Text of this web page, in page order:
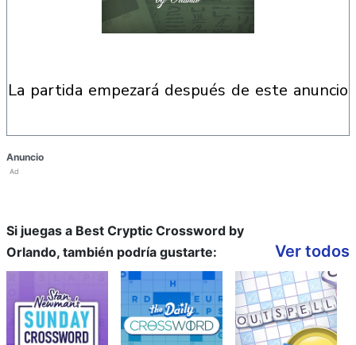
la partida empezará después de este anuncio
Anuncio
Ad
Si juegas a Best Cryptic Crossword by
Orlando, también podría gustarte:
Ver todos